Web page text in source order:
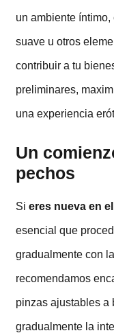
un ambiente
suave u otros
contribuir a tu
preliminares,
una experiencia
Un
pechos
Sieres nueva en el
esencial que
gradualmente con
recomendamos
pinzas ajustables a
gradualmente la